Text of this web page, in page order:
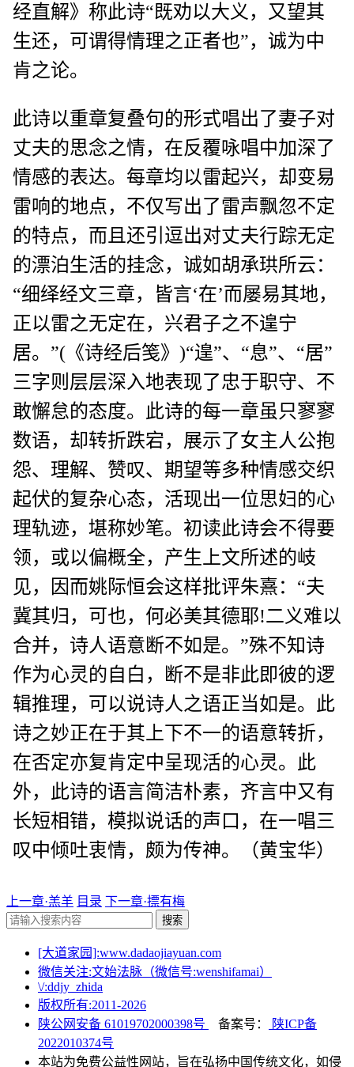
经直解》称此诗“既劝以大义，又望其
生还，可谓得情理之正者也”，诚为中
肯之论。
此诗以重章复叠句的形式唱出了妻子对
丈夫的思念之情，在反覆咏唱中加深了
情感的表达。每章均以雷起兴，却变易
雷响的地点，不仅写出了雷声飘忽不定
的特点，而且还引逗出对丈夫行踪无定
的漂泊生活的挂念，诚如胡承珙所云：
“细绎经文三章，皆言‘在’而屡易其地，
正以雷之无定在，兴君子之不遑宁
居。”(《诗经后笺》)“遑”、“息”、“居”
三字则层层深入地表现了忠于职守、不
敢懈怠的态度。此诗的每一章虽只寥寥
数语，却转折跌宕，展示了女主人公抱
怨、理解、赞叹、期望等多种情感交织
起伏的复杂心态，活现出一位思妇的心
理轨迹，堪称妙笔。初读此诗会不得要
领，或以偏概全，产生上文所述的岐
见，因而姚际恒会这样批评朱熹：“夫
冀其归，可也，何必美其德耶!二义难以
合并，诗人语意断不如是。”殊不知诗
作为心灵的自白，断不是非此即彼的逻
辑推理，可以说诗人之语正当如是。此
诗之妙正在于其上下不一的语意转折，
在否定亦复肯定中呈现活的心灵。此
外，此诗的语言简洁朴素，齐言中又有
长短相错，模拟说话的声口，在一唱三
叹中倾吐衷情，颇为传神。（黄宝华）
上一章·羔羊 目录 下一章·摽有梅
搜索
[大道家园]:www.dadaojiayuan.com
微信关注:文始法脉（微信号:wenshifamai）
\/:ddjy_zhida
版权所有:2011-2026
陕公网安备 61019702000398号
备案号：
陕ICP备
2022010374号
本站为免费公益性网站，旨在弘扬中国传统文化，如侵